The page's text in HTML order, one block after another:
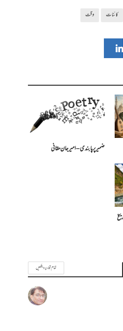
کائنات وقت
ضمیر پر پابندی – امیرجان حقانی
تمام تحاریر دیکھیں